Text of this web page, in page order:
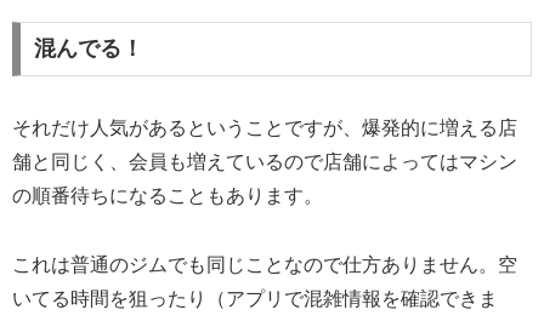
混んでる！
それだけ人気があるということですが、爆発的に増える店
舗と同じく、会員も増えているので店舗によってはマシン
の順番待ちになることもあります。
これは普通のジムでも同じことなので仕方ありません。空
いてる時間を狙ったり（アプリで混雑情報を確認できま